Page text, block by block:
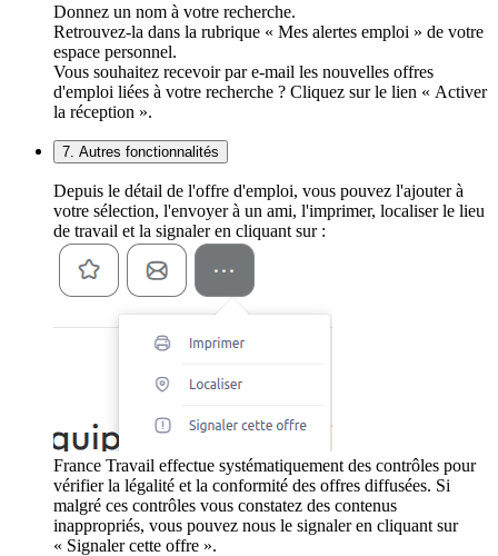
Donnez un nom à votre recherche.
Retrouvez-la dans la rubrique « Mes alertes emploi » de votre
espace personnel.
Vous souhaitez recevoir par e-mail les nouvelles offres
d'emploi liées à votre recherche ? Cliquez sur le lien « Activer
la réception ».
7. Autres fonctionnalités
Depuis le détail de l'offre d'emploi, vous pouvez l'ajouter à
votre sélection, l'envoyer à un ami, l'imprimer, localiser le lieu
de travail et la signaler en cliquant sur :
France Travail effectue systématiquement des contrôles pour
vérifier la légalité et la conformité des offres diffusées. Si
malgré ces contrôles vous constatez des contenus
inappropriés, vous pouvez nous le signaler en cliquant sur
« Signaler cette offre ».